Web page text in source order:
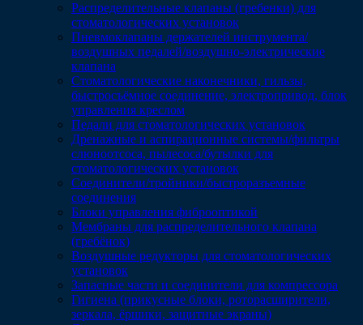
Распределительные клапаны (гребенки) для
стоматологических установок
Пневмоклапаны держателей инструмента/
воздушных педалей/воздушно-электрические
клапана
Стоматологические наконечники, гильзы,
быстросъёмное соединение, электропривод, блок
управления креслом
Педали для стоматологических установок
Дренажные и аспирационные системы/фильтры
слюноотсоса, пылесоса/бутылки для
стоматологических установок
Соединители/тройники/быстроразъемные
соединения
Блоки управления фиброоптикой
Мембраны для распределительного клапана
(гребёнок)
Воздушные редукторы для стоматологических
установок
Запасные части и соединители для компрессора
Гигиена (прикусные блоки, роторасширители,
зеркала, ёршики, защитные экраны)